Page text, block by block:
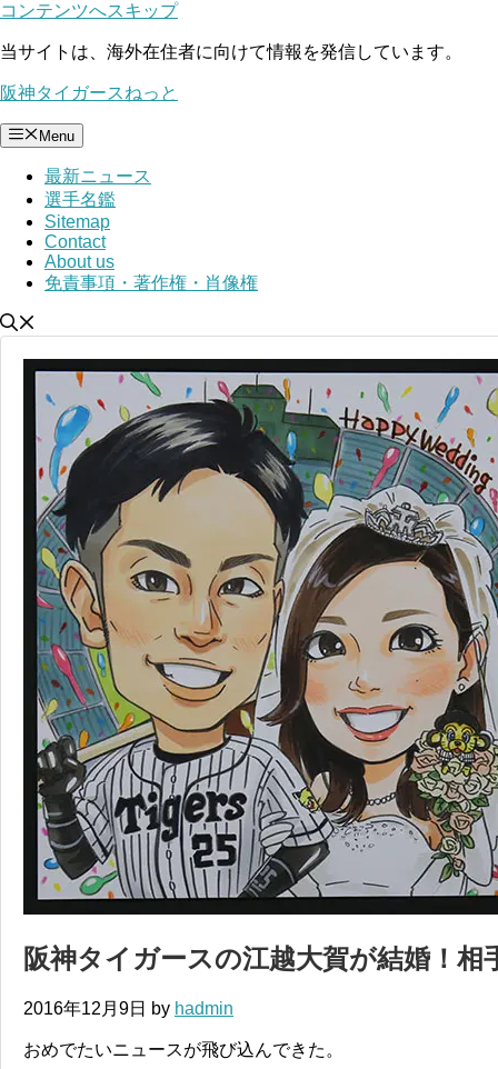
コンテンツへスキップ
当サイトは、海外在住者に向けて情報を発信しています。
阪神タイガースねっと
Menu
最新ニュース
選手名鑑
Sitemap
Contact
About us
免責事項・著作権・肖像権
阪神タイガースの江越大賀が結婚！相
2016年12月9日 by hadmin
おめでたいニュースが飛び込んできた。